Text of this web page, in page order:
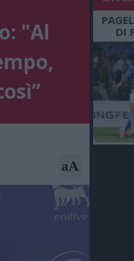
"Al
aA
DI